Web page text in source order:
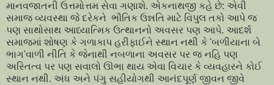
માનવજાતની ઉત્તમોત્તમ સેવા ગણાશે. એકનાથજી કહે છે: એવી
સમાજ વ્યવસ્થા જે દરેકને ભૌતિક ઉન્નતિ માટે વિપુલ તકો આપે જ
પણ સાથોસાથ આધ્યાત્મિક ઉત્થાનનો અવસર પણ આપે. આદર્શ
સમાજમાં શોષણ કે ગળાકાપ હરીફાઈને સ્થાન નથી કે 'બળીયાના બે
ભાગ'વાળી નીતિ કે જેનાથી નબળાના અવસર પર જ નહિ પણ
અસ્તિત્વ પર પણ સવાલો ઊભા થાય એવા વિચાર કે વ્યવહારને કોઈ
સ્થાન નથી. અંધ અને પંગુ સહીયોગથી આનંદપૂર્ણ જીવન જીવે